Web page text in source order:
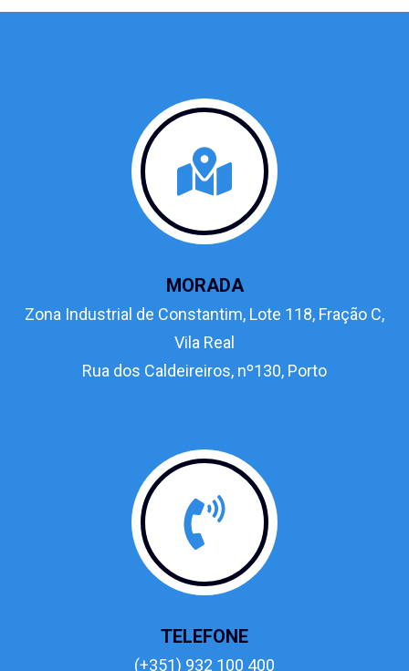
MORADA
Zona Industrial de Constantim, Lote 118, Fração C,
Vila Real
Rua dos Caldeireiros, nº130, Porto
TELEFONE
(+351) 932 100 400